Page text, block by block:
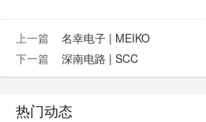
上一篇 名幸电子 | MEIKO
下一篇 深南电路 | SCC
热门动态